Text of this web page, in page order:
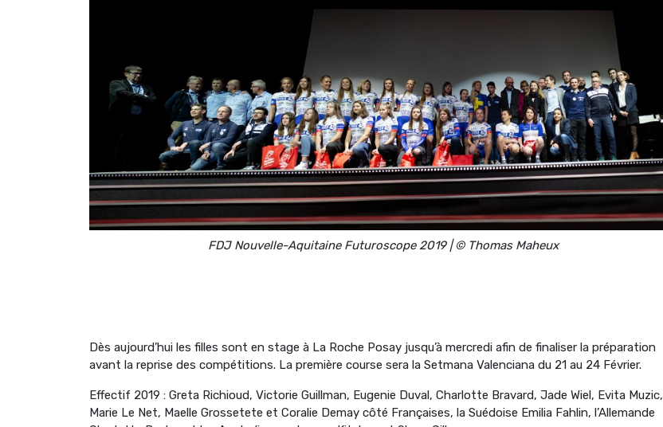
FDJ Nouvelle-Aquitaine Futuroscope 2019 | © Thomas Maheux
Dès aujourd’hui les filles sont en stage à La Roche Posay jusqu’à mercredi afin de finaliser la préparation
avant la reprise des compétitions. La première course sera la Setmana Valenciana du 21 au 24 Février.
Effectif 2019 : Greta Richioud, Victorie Guillman, Eugenie Duval, Charlotte Bravard, Jade Wiel, Evita Muzic,
Marie Le Net, Maelle Grossetete et Coralie Demay côté Françaises, la Suédoise Emilia Fahlin, l’Allemande